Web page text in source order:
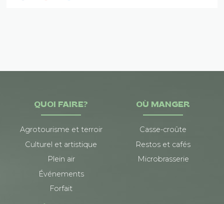
QUOI FAIRE?
Agrotourisme et terroir
Culturel et artistique
Plein air
Événements
Forfait
OÙ MANGER
Casse-croûte
Restos et cafés
Microbrasserie